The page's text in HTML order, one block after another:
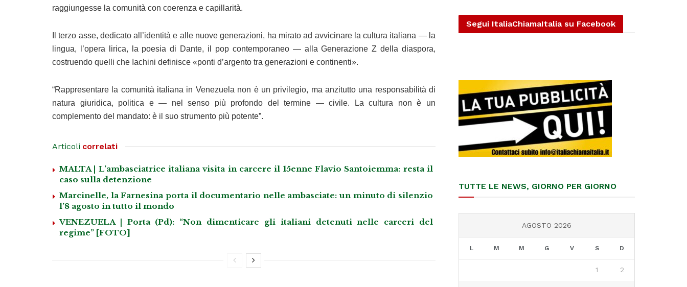
raggiungesse la comunità con coerenza e capillarità.
Il terzo asse, dedicato all’identità e alle nuove generazioni, ha mirato ad avvicinare la cultura italiana — la
lingua, l’opera lirica, la poesia di Dante, il pop contemporaneo — alla Generazione Z della diaspora,
costruendo quelli che Iachini definisce «ponti d’argento tra generazioni e continenti».
“Rappresentare la comunità italiana in Venezuela non è un privilegio, ma anzitutto una responsabilità di
natura giuridica, politica e — nel senso più profondo del termine — civile. La cultura non è un
complemento del mandato: è il suo strumento più potente”.
Articoli correlati
MALTA | L’ambasciatrice italiana visita in carcere il 15enne Flavio Santoiemma: resta il
caso sulla detenzione
Marcinelle, la Farnesina porta il documentario nelle ambasciate: un minuto di silenzio
l’8 agosto in tutto il mondo
VENEZUELA | Porta (Pd): “Non dimenticare gli italiani detenuti nelle carceri del
regime” [FOTO]
Segui ItaliaChiamaItalia su Facebook
TUTTE LE NEWS, GIORNO PER GIORNO
AGOSTO 2026
L M M G V S D
1 2